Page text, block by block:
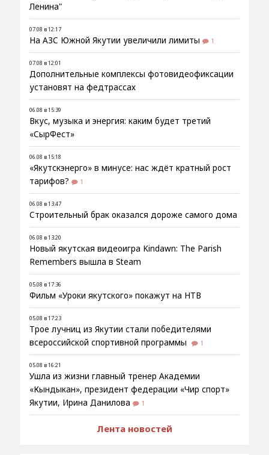
Ленина"
07.08 в 12:17
На АЗС Южной Якутии увеличили лимиты 1
07.08 в 12:01
Дополнительные комплексы фотовидеофиксации
установят на федтрассах
06.08 в 15:39
Вкус, музыка и энергия: каким будет третий
«СырФест»
06.08 в 15:18
«Якутскэнерго» в минусе: нас ждёт кратный рост
тарифов?
1
06.08 в 13:47
Строительный брак оказался дороже самого дома
06.08 в 13:20
Новый якутская видеоигра Kindawn: The Parish
Remembers вышла в Steam
05.08 в 17:36
Фильм «Уроки якутского» покажут на НТВ
05.08 в 17:23
Трое лучниц из Якутии стали победителями
всероссийской спортивной программы
1
05.08 в 16:21
Ушла из жизни главный тренер Академии
«Кындыкан», президент федерации «Чир спорт»
Якутии, Ирина Данилова
1
Лента новостей